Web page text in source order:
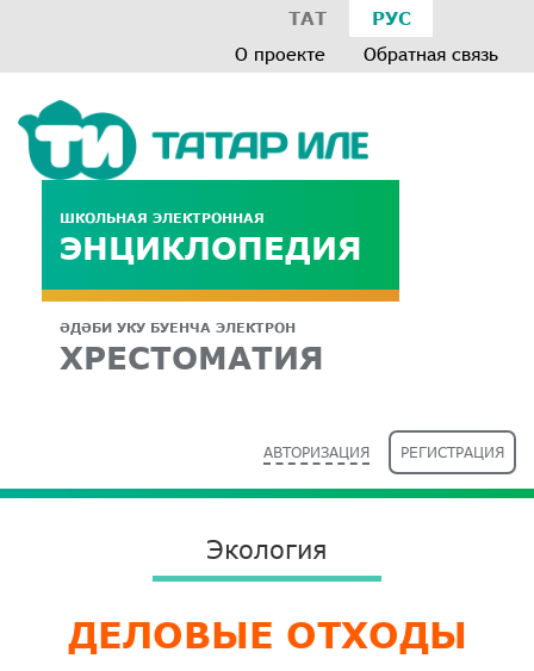
ТАТ РУС
О проекте Обратная связь
ШКОЛЬНАЯ ЭЛЕКТРОННАЯ
ЭНЦИКЛОПЕДИЯ
ӘДӘБИ УКУ БУЕНЧА ЭЛЕКТРОН
ХРЕСТОМАТИЯ
АВТОРИЗАЦИЯ РЕГИСТРАЦИЯ
Экология
ДЕЛОВЫЕ ОТХОДЫ